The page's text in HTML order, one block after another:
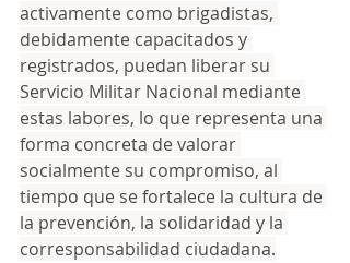
activamente como brigadistas,
debidamente capacitados y
registrados, puedan liberar su
Servicio Militar Nacional mediante
estas labores, lo que representa una
forma concreta de valorar
socialmente su compromiso, al
tiempo que se fortalece la cultura de
la prevención, la solidaridad y la
corresponsabilidad ciudadana.